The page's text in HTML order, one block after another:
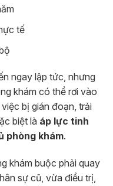
tế
ngay lập tức, nhưng
khám có thể rơi vào
bị gián đoạn, trải
biệt là áp lực tinh
phòng khám.
khám buộc phải quay
sự cũ, vừa điều trị,